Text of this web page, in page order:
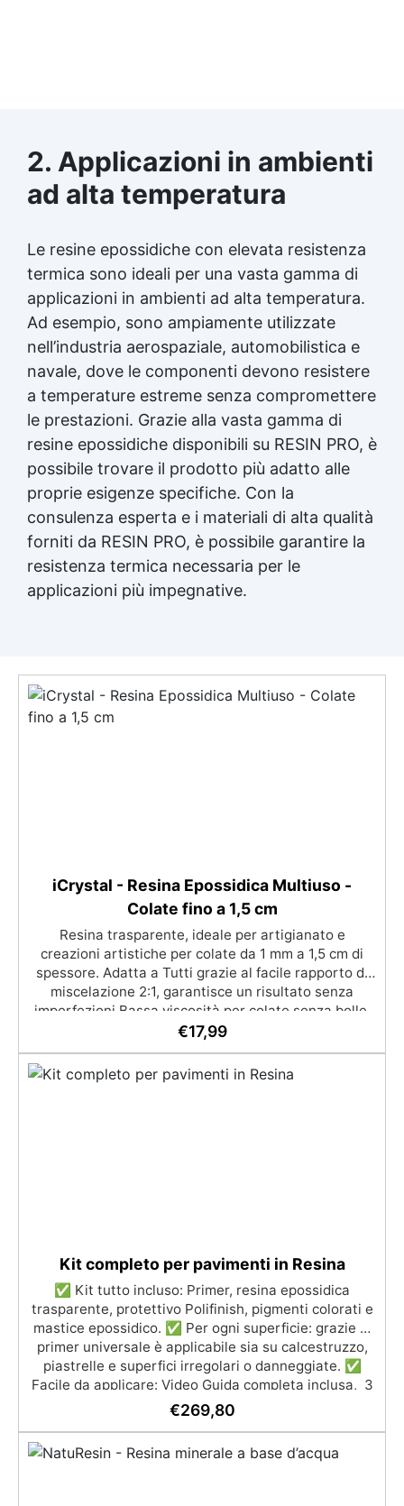
2. Applicazioni in ambienti
ad alta temperatura
Le resine epossidiche con elevata resistenza
termica sono ideali per una vasta gamma di
applicazioni in ambienti ad alta temperatura.
Ad esempio, sono ampiamente utilizzate
nell’industria aerospaziale, automobilistica e
navale, dove le componenti devono resistere
a temperature estreme senza compromettere
le prestazioni. Grazie alla vasta gamma di
resine epossidiche disponibili su RESIN PRO, è
possibile trovare il prodotto più adatto alle
proprie esigenze specifiche. Con la
consulenza esperta e i materiali di alta qualità
forniti da RESIN PRO, è possibile garantire la
resistenza termica necessaria per le
applicazioni più impegnative.
iCrystal - Resina Epossidica Multiuso -
Colate fino a 1,5 cm
Resina trasparente, ideale per artigianato e
creazioni artistiche per colate da 1 mm a 1,5 cm di
spessore. Adatta a Tutti grazie al facile rapporto di
miscelazione 2:1, garantisce un risultato senza
imperfezioni Bassa viscosità per colate senza bolle,
compatibile con legno, silicone, vetro, metallo e altri
per il contatto con la pelle, Bpa Free e senza Solventi
(Voc Free) Superficie lucida, autolivellante e con filtri
€17,99
Kit completo per pavimenti in Resina
✅ Kit tutto incluso: Primer, resina epossidica
trasparente, protettivo Polifinish, pigmenti colorati e
mastice epossidico. ✅ Per ogni superficie: grazie al
primer universale è applicabile sia su calcestruzzo,
piastrelle e superfici irregolari o danneggiate. ✅
Facile da applicare: Video Guida completa inclusa, 3
semplici passaggi, dalla preparazione della superficie
alla finitura protettiva antigraffio. ✅ Risultati
professionali: Sistema autolivellante, resistente ai
raggi UV, duraturo e con finitura lucida o satinata. ✅
€269,80